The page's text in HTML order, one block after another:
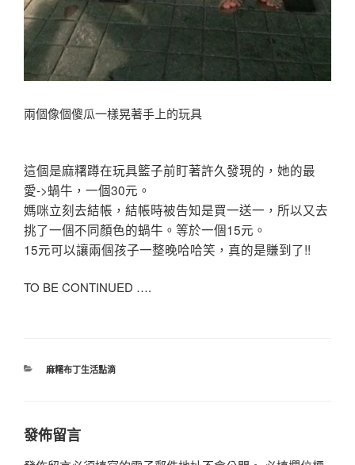
兩個像個傻瓜一樣晃著手上的玩具
這個是麻糬蹲在玩具籃子前盯著許久發現的，她的最
愛->蝸牛，一個30元。
媽咪立刻去結帳，結帳時被告知是買一送一，所以又去
挑了一個不同顏色的蝸牛。等於一個15元。
15元可以讓兩個孩子一整晚哈哈笑，真的是賺到了!!
TO BE CONTINUED ….
分
麻糬布丁生活點滴
發佈留言